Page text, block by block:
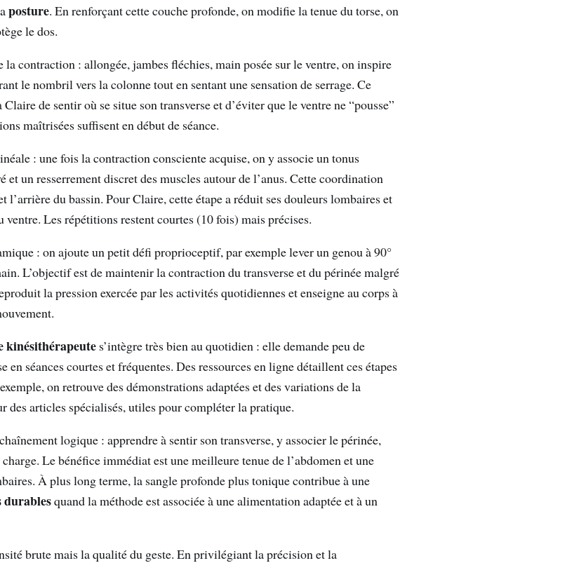
posture. En renforçant cette couche profonde, on modifie la tenue du torse, on
le dos.
contraction : allongée, jambes fléchies, main posée sur le ventre, on inspire
le nombril vers la colonne tout en sentant une sensation de serrage. Ce
de sentir où se situe son transverse et d’éviter que le ventre ne “pousse”
maîtrisées suffisent en début de séance.
: une fois la contraction consciente acquise, on y associe un tonus
et un resserrement discret des muscles autour de l’anus. Cette coordination
l’arrière du bassin. Pour Claire, cette étape a réduit ses douleurs lombaires et
ventre. Les répétitions restent courtes (10 fois) mais précises.
: on ajoute un petit défi proprioceptif, par exemple lever un genou à 90°
L’objectif est de maintenir la contraction du transverse et du périnée malgré
la pression exercée par les activités quotidiennes et enseigne au corps à
kinésithérapeute s’intègre très bien au quotidien : elle demande peu de
séances courtes et fréquentes. Des ressources en ligne détaillent ces étapes
on retrouve des démonstrations adaptées et des variations de la
des articles spécialisés, utiles pour compléter la pratique.
logique : apprendre à sentir son transverse, y associer le périnée,
Le bénéfice immédiat est une meilleure tenue de l’abdomen et une
À plus long terme, la sangle profonde plus tonique contribue à une
durablesquand la méthode est associée à une alimentation adaptée et à un
brute mais la qualité du geste. En privilégiant la précision et la